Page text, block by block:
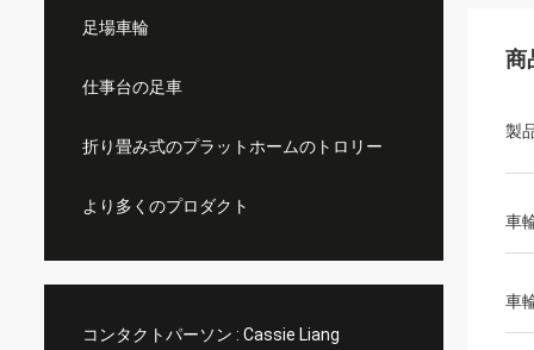
足場車輪
仕事台の足車
折り畳み式のプラットホームのトロリー
より多くのプロダクト
コンタクトパーソン : Cassie Liang
商
製
車
車